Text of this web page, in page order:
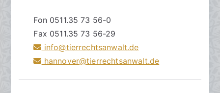
Fon 0511.35 73 56-0
Fax 0511.35 73 56-29
info@tierrechtsanwalt.de
hannover@tierrechtsanwalt.de